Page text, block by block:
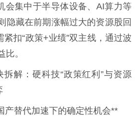
会集中于半导体设备、AI算力等
隐藏在前期涨幅过大的资源股回
扣“政策+业绩”双主线，通过波
。
拆解：硬科技“政策红利”与资源
产替代加速下的确定性机会**